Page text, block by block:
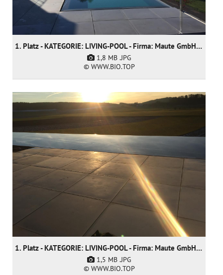
1. Platz - KATEGORIE: LIVING-POOL - Firma: Maute GmbH & CO KG
1,8 MB .JPG
© WWW.BIO.TOP
1. Platz - KATEGORIE: LIVING-POOL - Firma: Maute GmbH & CO KG
1,5 MB .JPG
© WWW.BIO.TOP